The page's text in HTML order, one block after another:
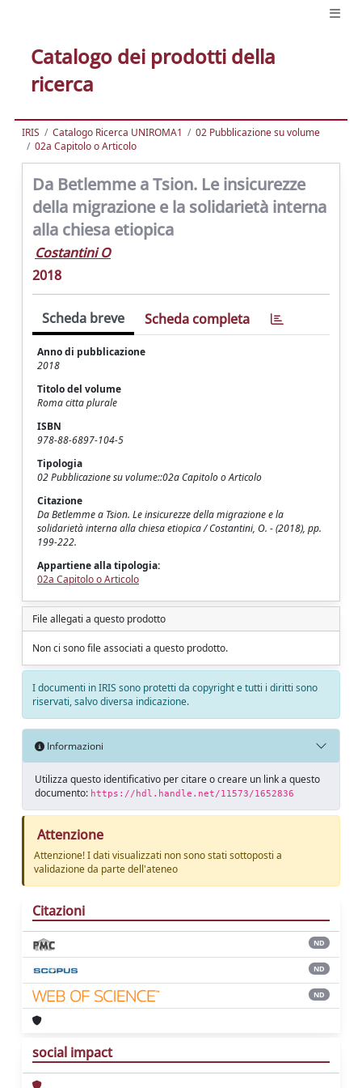
Catalogo dei prodotti della
ricerca
IRIS Catalogo Ricerca UNIROMA1
02 Pubblicazione su volume
02a Capitolo o Articolo
Da Betlemme a Tsion. Le insicurezze
della migrazione e la solidarietà interna
alla chiesa etiopica
Costantini O
2018
Scheda breve Scheda completa
Anno di pubblicazione
2018
Titolo del volume
Roma citta plurale
ISBN
978-88-6897-104-5
Tipologia
02 Pubblicazione su volume::02a Capitolo o Articolo
Citazione
Da Betlemme a Tsion. Le insicurezze della migrazione e la
solidarietà interna alla chiesa etiopica / Costantini, O. - (2018), pp.
199-222.
Appartiene alla tipologia:
02a Capitolo o Articolo
File allegati a questo prodotto
Non ci sono file associati a questo prodotto.
I documenti in IRIS sono protetti da copyright e tutti i diritti sono
riservati, salvo diversa indicazione.
Informazioni
Utilizza questo identificativo per citare o creare un link a questo
documento: https://hdl.handle.net/11573/1652836
Attenzione
Attenzione! I dati visualizzati non sono stati sottoposti a
validazione da parte dell'ateneo
Citazioni
ND
ND
ND
social impact